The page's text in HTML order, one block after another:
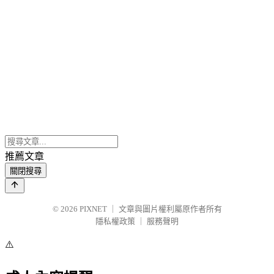
推薦文章
關閉搜尋
© 2026 PIXNET
文章與圖片權利屬原作者所有
隱私權政策
服務聲明
⚠️